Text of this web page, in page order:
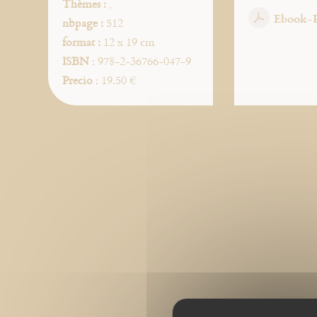
Thèmes : ,
nbpage :512
format :12 x 19 cm
ISBN: 978-2-36766-047-9
Precio: 19.50 €
Ebook-